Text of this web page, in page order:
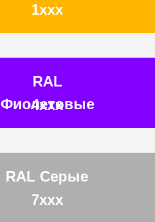
RAL
Фиолетовые
RAL Серые
1ххх
4ххх
7ххх